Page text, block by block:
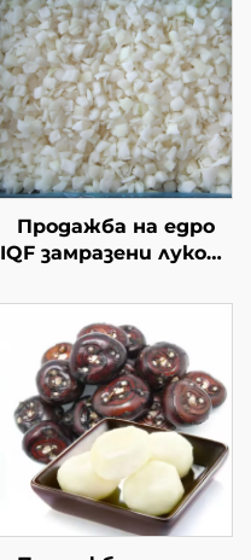
Продажба на едро
IQF замразени лукови
замразен зеленчук
цена